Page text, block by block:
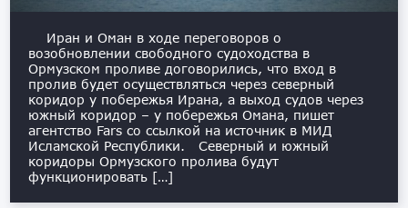
Иран и Оман в ходе переговоров о
возобновлении свободного судоходства в
Ормузском проливе договорились, что вход в
пролив будет осуществляться через северный
коридор у побережья Ирана, а выход судов через
южный коридор – у побережья Омана, пишет
агентство Fars со ссылкой на источник в МИД
Исламской Республики. Северный и южный
коридоры Ормузского пролива будут
функционировать […]